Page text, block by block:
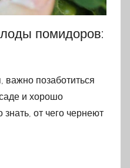
помидоров:
важно позаботиться
и хорошо
от чего чернеют